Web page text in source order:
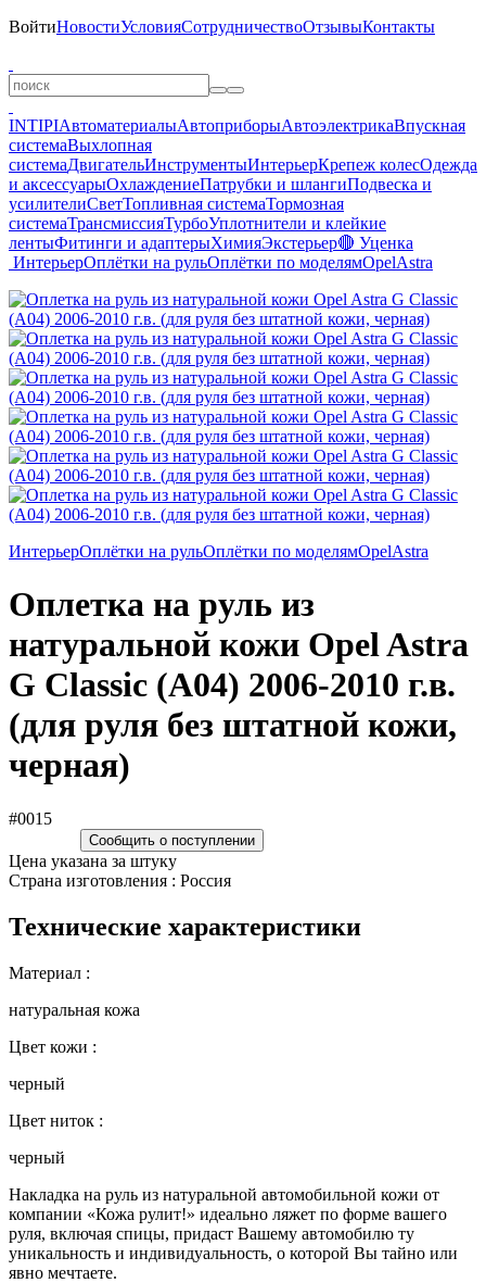
ВойтиНовостиУсловияСотрудничествоОтзывыКонтакты
INTIPIАвтоматериалыАвтоприборыАвтоэлектрикаВпускная
системаВыхлопная
системаДвигательИнструментыИнтерьерКрепеж колесОдежда
и аксессуарыОхлаждениеПатрубки и шлангиПодвеска и
усилителиСветТопливная системаТормозная
системаТрансмиссияТурбоУплотнители и клейкие
лентыФитинги и адаптерыХимияЭкстерьер🔴 Уценка
ИнтерьерОплётки на рульОплётки по моделямOpelAstra
ИнтерьерОплётки на рульОплётки по моделямOpelAstra
Оплетка на руль из
натуральной кожи Opel Astra
G Classic (A04) 2006-2010 г.в.
(для руля без штатной кожи,
черная)
#0015
Сообщить о поступлении
Цена указана за штуку
Страна изготовления : Россия
Технические характеристики
Материал :
натуральная кожа
Цвет кожи :
черный
Цвет ниток :
черный
Накладка на руль из натуральной автомобильной кожи от
компании «Кожа рулит!» идеально ляжет по форме вашего
руля, включая спицы, придаст Вашему автомобилю ту
уникальность и индивидуальность, о которой Вы тайно или
явно мечтаете.